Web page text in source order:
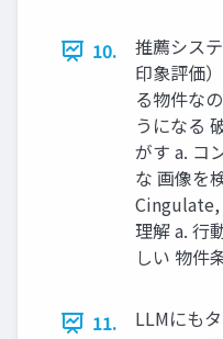
10.
推薦シス
印象評価
る物件な
うになる
がす a. コ
な 画像を
Cingulate,
理解 a. 行
しい 物件
11.
LLMにも